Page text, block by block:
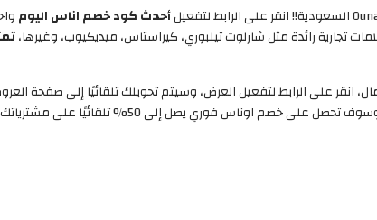
أحدث كود خصم اناس اليوم
تجارية رائدة مثل شارلوت تيلبوري، كيراستاس، ميديكيوب، وغيرها،
انقر على الرابط لتفعيل العرض، وسيتم تحويلك تلقائيًا إلى صفحة
اونلاين، اختر المنتجات المفضلة من بين أفضل الماركات العالمية، أضف القطع إلى سلة التسوق،